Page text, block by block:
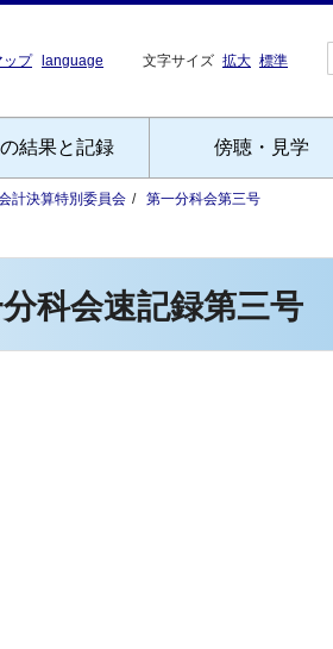
ップ language 文字サイズ 拡大 標準
結果と記録 傍聴・見学
計決算特別委員会 第一分科会第三号
科会速記録第三号